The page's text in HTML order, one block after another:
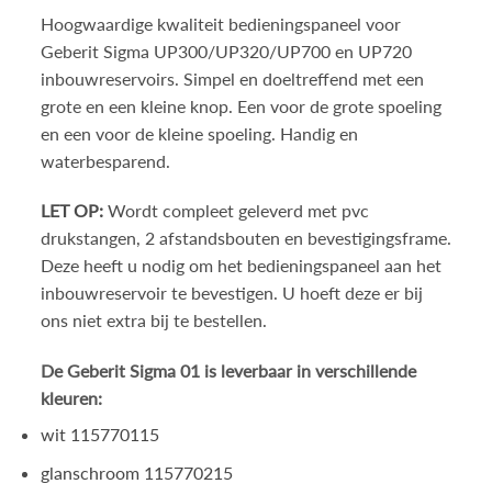
Hoogwaardige kwaliteit bedieningspaneel voor
Geberit Sigma UP300/UP320/UP700 en UP720
inbouwreservoirs. Simpel en doeltreffend met een
grote en een kleine knop. Een voor de grote spoeling
en een voor de kleine spoeling. Handig en
waterbesparend.
LET OP:Wordt compleet geleverd met pvc
drukstangen, 2 afstandsbouten en bevestigingsframe.
Deze heeft u nodig om het bedieningspaneel aan het
inbouwreservoir te bevestigen. U hoeft deze er bij
ons niet extra bij te bestellen.
De Geberit Sigma 01 is leverbaar in verschillende
kleuren:
wit 115770115
glanschroom 115770215